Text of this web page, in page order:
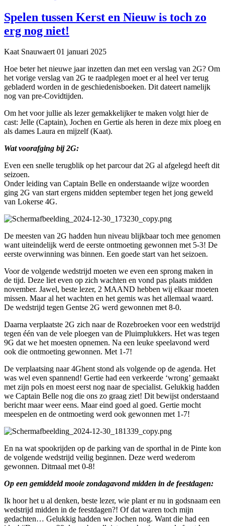
Spelen tussen Kerst en Nieuw is toch zo
erg nog niet!
Kaat Snauwaert 01 januari 2025
Hoe beter het nieuwe jaar inzetten dan met een verslag van 2G? Om
het vorige verslag van 2G te raadplegen moet er al heel ver terug
gebladerd worden in de geschiedenisboeken. Dit dateert namelijk
nog van pre-Covidtijden.
Om het voor jullie als lezer gemakkelijker te maken volgt hier de
cast: Jelle (Captain), Jochen en Gertie als heren in deze mix ploeg en
als dames Laura en mijzelf (Kaat).
Wat voorafging bij 2G:
Even een snelle terugblik op het parcour dat 2G al afgelegd heeft dit
seizoen.
Onder leiding van Captain Belle en onderstaande wijze woorden
ging 2G van start ergens midden september tegen het jong geweld
van Lokerse 4G.
De meesten van 2G hadden hun niveau blijkbaar toch mee genomen
want uiteindelijk werd de eerste ontmoeting gewonnen met 5-3! De
eerste overwinning was binnen. Een goede start van het seizoen.
Voor de volgende wedstrijd moeten we even een sprong maken in
de tijd. Deze liet even op zich wachten en vond pas plaats midden
november. Jawel, beste lezer, 2 MAAND hebben wij elkaar moeten
missen. Maar al het wachten en het gemis was het allemaal waard.
De wedstrijd tegen Gentse 2G werd gewonnen met 8-0.
Daarna verplaatste 2G zich naar de Rozebroeken voor een wedstrijd
tegen één van de vele ploegen van de Pluimplukkers. Het was tegen
9G dat we het moesten opnemen. Na een leuke speelavond werd
ook die ontmoeting gewonnen. Met 1-7!
De verplaatsing naar 4Ghent stond als volgende op de agenda. Het
was wel even spannend! Gertie had een verkeerde ‘wrong’ gemaakt
met zijn pols en moest eerst nog naar de specialist. Gelukkig hadden
we Captain Belle nog die ons zo graag ziet! Dit bewijst onderstaand
bericht maar weer eens. Maar eind goed al goed. Gertie mocht
meespelen en de ontmoeting werd ook gewonnen met 1-7!
En na wat spookrijden op de parking van de sporthal in de Pinte kon
de volgende wedstrijd veilig beginnen. Deze werd wederom
gewonnen. Ditmaal met 0-8!
Op een gemiddeld mooie zondagavond midden in de feestdagen:
Ik hoor het u al denken, beste lezer, wie plant er nu in godsnaam een
wedstrijd midden in de feestdagen?! Of dat waren toch mijn
gedachten… Gelukkig hadden we Jochen nog. Want die had een